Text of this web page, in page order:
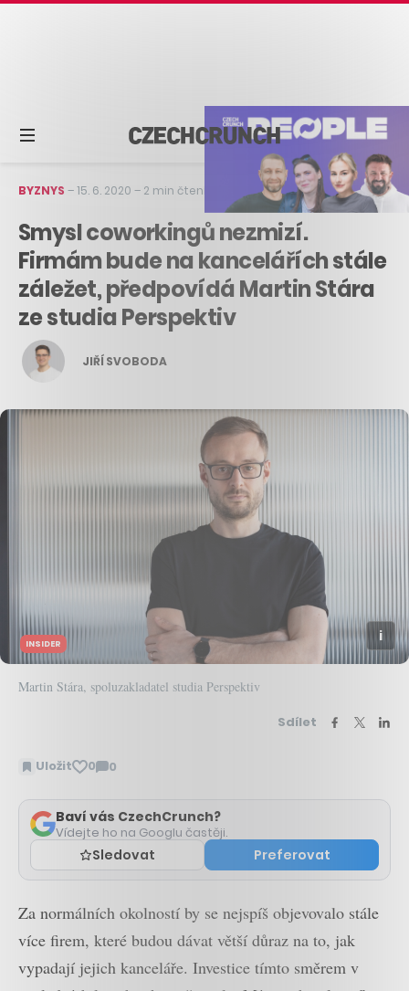
BYZNYS –15. 6. 2020 – 2 min čtení
Smysl coworkingů nezmizí.
Firmám bude na kancelářích stále
záležet, předpovídá Martin Stára
ze studia Perspektiv
JIŘÍ SVOBODA
INSIDER
Martin Stára, spoluzakladatel studia Perspektiv
Sdílet
Uložit 0 0
Zobrazit
Baví vás CzechCrunch?
Vídejte ho na Googlu častěji.
Sledovat Preferovat
Za normálních okolností by se nejspíš objevovalo stále
více firem, které budou dávat větší důraz na to, jak
vypadají jejich kanceláře. Investice tímto směrem v